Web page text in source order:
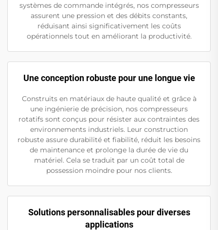
systèmes de commande intégrés, nos compresseurs
assurent une pression et des débits constants,
réduisant ainsi significativement les coûts
opérationnels tout en améliorant la productivité.
Une conception robuste pour une longue vie
Construits en matériaux de haute qualité et grâce à
une ingénierie de précision, nos compresseurs
rotatifs sont conçus pour résister aux contraintes des
environnements industriels. Leur construction
robuste assure durabilité et fiabilité, réduit les besoins
de maintenance et prolonge la durée de vie du
matériel. Cela se traduit par un coût total de
possession moindre pour nos clients.
Solutions personnalisables pour diverses
applications